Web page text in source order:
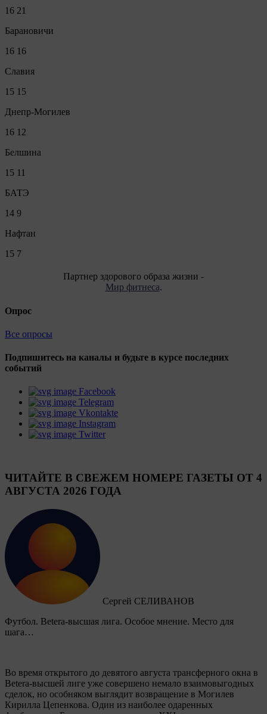
16 21
Барановичи
16 16
Славия
15 15
Днепр-Могилев
16 12
Белшина
15 11
БАТЭ
14 9
Нафтан
15 7
Партнер здорового образа жизни -
Мир фитнеса.
Опрос
Все опросы
Подпишитесь на каналы и будьте в курсе последних
событий
Facebook
Telegram
Vkontakte
Instagram
Twitter
ЧИТАЙТЕ В СВЕЖЕМ НОМЕРЕ ГАЗЕТЫ ОТ 4
АВГУСТА 2026 ГОДА
Сергей СЕЛИВАНОВ
Футбол. Betera-высшая лига. Особое мнение. Место для
шага…
Во время открытого до девятого августа трансферного окна в
Betera-высшей лиге уже совершено немало взаимовыгодных
сделок, но особняком выглядит возвращение в Могилев
Кирилла Цепенкова. Один из наиболее одаренных